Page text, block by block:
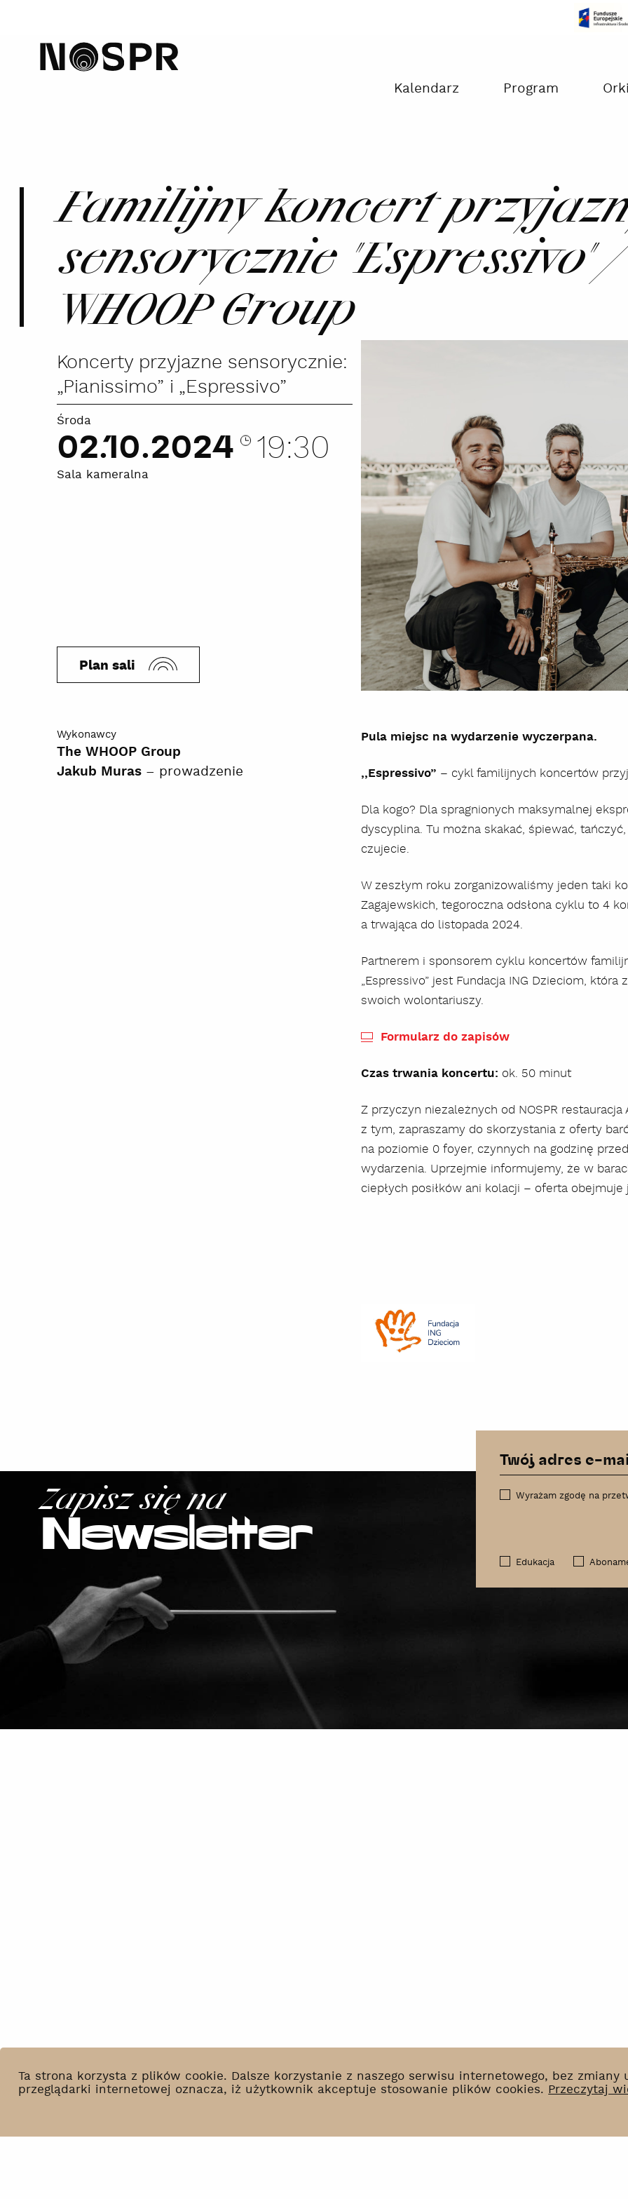
Ta strona korzysta z plików cookie. Dalsze korzystanie z naszego serwisu internetowego, bez zmiany
przeglądarki internetowej oznacza, iż użytkownik akceptuje stosowanie plików cookies. Przeczytaj
home
Kalendarz Program
Familijny koncert
sensorycznie "Espressivo"
WHOOP Group
Koncerty przyjazne sensorycznie:
„Pianissimo” i „Espressivo”
Środa
02.10.2024 19:30
Sala kameralna
Plan sali
Wykonawcy
The WHOOP Group
Jakub Muras– prowadzenie
Pula miejsc na wydarzenie wyczerpana.
,,Espressivo” – cykl familijnych koncertów
Dla kogo? Dla spragnionych maksymalnej
dyscyplina. Tu można skakać, śpiewać,
czujecie.
W zeszłym roku zorganizowaliśmy jeden taki
Zagajewskich, tegoroczna odsłona cyklu to 4
a trwająca do listopada 2024.
Partnerem i sponsorem cyklu koncertów
„Espressivo” jest Fundacja ING Dzieciom,
swoich wolontariuszy.
Formularz do zapisów
Czas trwania koncertu: ok. 50 minut
Z przyczyn niezależnych od NOSPR restauracja
z tym, zapraszamy do skorzystania z oferty
na poziomie 0 foyer, czynnych na godzinę
wydarzenia. Uprzejmie informujemy, że w
ciepłych posiłków ani kolacji – oferta
Zapisz się na
Newsletter
Wyrażam zgodę na
Edukacja
Co słychać?
BIP